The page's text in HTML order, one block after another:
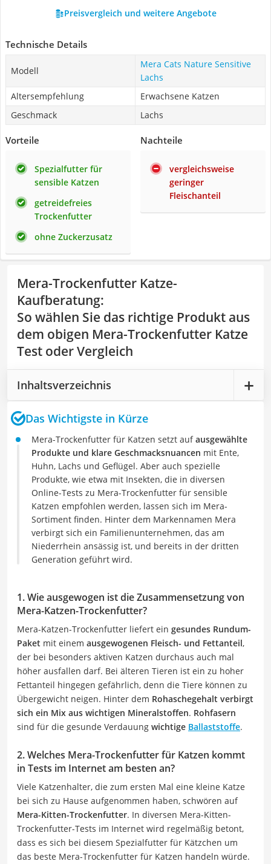
Preisvergleich und weitere Angebote
Technische Details
Modell
Mera Cats Nature Sensitive
Lachs
Altersempfehlung
Erwachsene Katzen
Geschmack
Lachs
Vorteile
Spezialfutter für
sensible Katzen
getreidefreies
Trockenfutter
ohne Zuckerzusatz
Nachteile
vergleichsweise
geringer
Fleischanteil
Mera-Trockenfutter Katze-
Kaufberatung:
So wählen Sie das richtige Produkt aus
dem obigen Mera-Trockenfutter Katze
Test oder Vergleich
Inhaltsverzeichnis
Das Wichtigste in Kürze
Mera-Trockenfutter für Katzen setzt aufausgewählte
Produkte und klare Geschmacksnuancen mit Ente,
Huhn, Lachs und Geflügel. Aber auch spezielle
Produkte, wie etwa mit Insekten, die in diversen
Online-Tests zu Mera-Trockenfutter für sensible
Katzen empfohlen werden, lassen sich im Mera-
Sortiment finden. Hinter dem Markennamen Mera
verbirgt sich ein Familienunternehmen, das am
Niederrhein ansässig ist, und bereits in der dritten
Generation geführt wird.
1. Wie ausgewogen ist die Zusammensetzung von
Mera-Katzen-Trockenfutter?
Mera-Katzen-Trockenfutter liefert ein gesundes Rundum-
Paket mit einem ausgewogenen Fleisch- und Fettanteil,
der bei besonders aktiven Katzen durchaus auch mal
höher ausfallen darf. Bei älteren Tieren ist ein zu hoher
Fettanteil hingegen gefährlich, denn die Tiere können zu
Übergewicht neigen. Hinter dem Rohaschegehalt verbirgt
sich ein Mix aus wichtigen Mineralstoffen. Rohfasern
sind für die gesunde Verdauung wichtige Ballaststoffe.
2. Welches Mera-Trockenfutter für Katzen kommt
in Tests im Internet am besten an?
Viele Katzenhalter, die zum ersten Mal eine kleine Katze
bei sich zu Hause aufgenommen haben, schwören auf
Mera-Kitten-Trockenfutter. In diversen Mera-Kitten-
Trockenfutter-Tests im Internet wird regelmäßig betont,
dass es sich bei diesem Spezialfutter für Kätzchen um
das beste Mera-Trockenfutter für Katzen handeln würde.